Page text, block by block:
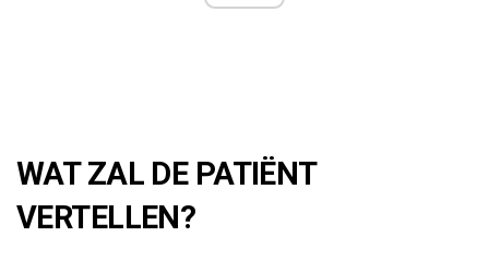
WAT ZAL DE PATIËNT
VERTELLEN?